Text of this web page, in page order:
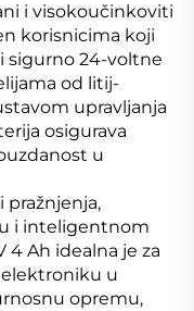
i visokoučinkoviti
korisnicima koji
sigurno 24-voltne
od litij-
upravljanja
osigurava
u
pražnjenja,
i inteligentnom
4 Ah idealna je za
u
opremu,